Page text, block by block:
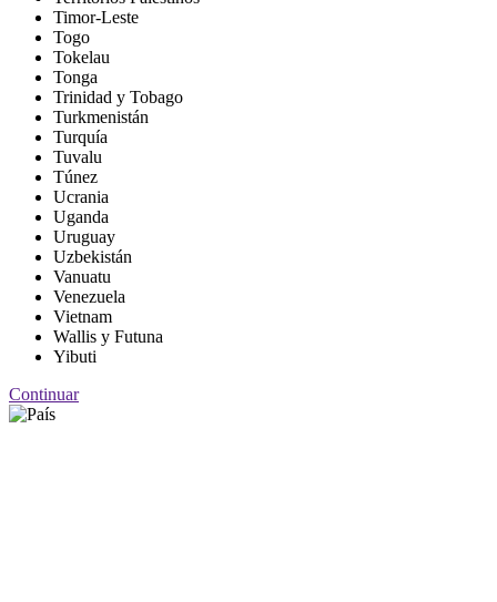
Timor-Leste
Togo
Tokelau
Tonga
Trinidad y Tobago
Turkmenistán
Turquía
Tuvalu
Túnez
Ucrania
Uganda
Uruguay
Uzbekistán
Vanuatu
Venezuela
Vietnam
Wallis y Futuna
Yibuti
Continuar